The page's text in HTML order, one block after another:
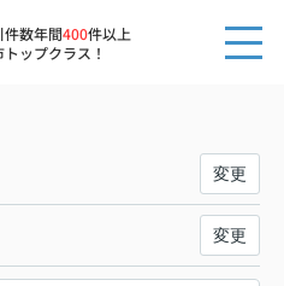
件数年間400件以上
ップクラス！
変更
変更